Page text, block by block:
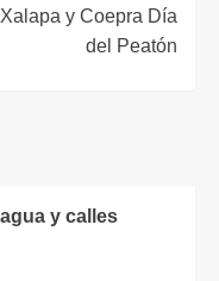
y Coepra Día
del Peatón
y calles